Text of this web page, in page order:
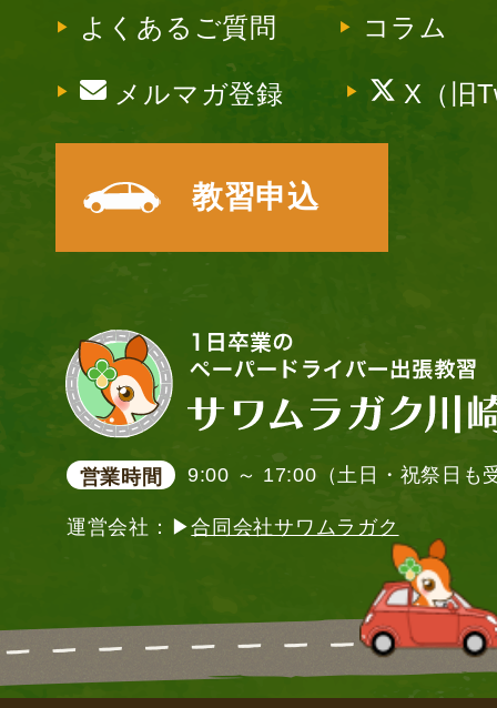
よくあるご質問 コラム
メルマガ登録 X（旧
教習申込
営業時間 9:00 ～ 17:00（土日・祝祭日も
運営会社：▶合同会社サワムラガク